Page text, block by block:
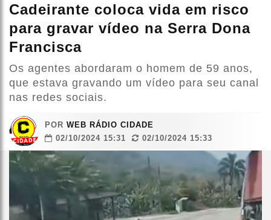
Cadeirante coloca vida em risco
para gravar vídeo na Serra Dona
Francisca
Os agentes abordaram o homem de 59 anos,
que estava gravando um vídeo para seu canal
nas redes sociais.
POR WEB RÁDIO CIDADE
02/10/2024 15:31
02/10/2024 15:33